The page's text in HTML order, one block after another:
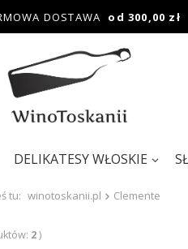
DOSTAWA od 300,00 zł
DELIKATESY WŁOSKIE
tu: winotoskanii.pl Clemente
2)